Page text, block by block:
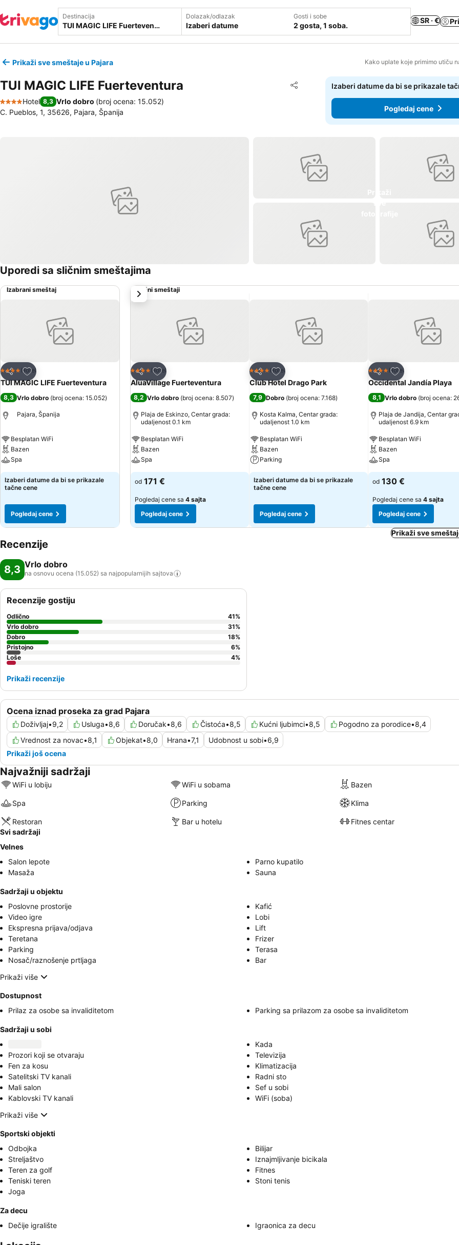
Destinacija Dolazak/odlazak
Izaberi datume
Gosti i sobe
2 gosta, 1 soba.
SR · €
Prikaži sve smeštaje u Pajara Kako uplate koje primimo utiču
TUI MAGIC LIFE Fuerteventura Deli
Dodati u favorite
4 Zvezdice
Hotel 8,3 Vrlo dobro (broj ocena: 15.052)
C. Pueblos, 1, 35626, Pajara, Španija
Izaberi datume da bi se prikazale
Pogledaj cene
Uporedi sa sličnim smeštajima
Izabrani smeštaj
Deli
Dodati u favorite
4 Zvezdice
Hotel
TUI MAGIC LIFE Fuerteventura
8,3 Vrlo dobro (broj ocena: 15.052)
Pajara, Španija
Besplatan WiFi
Bazen
Spa
Izaberi datume da bi se prikazale
tačne cene
Pogledaj cene
Slični smeštaji
Deli
Dodati u favorite
4 Zvezdice
Hotel
AluaVillage Fuerteventura
8,2 Vrlo dobro (broj ocena: 8.507)
Plaja de Eskinzo, Centar grada:
udaljenost 0.1 km
Besplatan WiFi
Bazen
Spa
od 171 €
Pogledaj cene sa 4 sajta
Pogledaj cene
Deli
Dodati u favorite
4 Zvezdice
Hotel
Club Hotel Drago Park
7,9 Dobro (broj ocena: 7.168)
Kosta Kalma, Centar grada:
udaljenost 1.0 km
Besplatan WiFi
Bazen
Parking
Izaberi datume da bi se prikazale
tačne cene
Pogledaj cene
Deli
Dodati u favorite
4 Zvezdice
Hotel
Occidental Jandía Playa
8,1 Vrlo dobro (broj ocena:
Plaja de Jandija, Centar
udaljenost 6.9 km
Besplatan WiFi
Bazen
Spa
od 130 €
Pogledaj cene sa 4 sajta
Pogledaj cene
sledeće
Prikaži sve
Recenzije
8,3 Vrlo dobro
na osnovu ocena (15.052) sa najpopularnijih sajtova
Ocena iznad proseka za grad Pajara
Doživljaj•9,2 Usluga•8,6 Doručak•8,6 Čistoća•8,5 Kućni ljubimci•8,5 Pogodno za porodice•8,4
Vrednost za novac•8,1 Objekat•8,0 Hrana•7,1 Udobnost u sobi•6,9
Prikaži još ocena
Recenzije gostiju
Odlično 41%
Vrlo dobro
31%
Dobro
18%
Pristojno
6%
Loše
4%
Prikaži recenzije
Najvažniji sadržaji
WiFi u lobiju WiFi u sobama Bazen
Spa Parking Klima
Restoran Bar u hotelu
Fitnes centar
Svi sadržaji
Velnes
Salon lepote
Parno kupatilo
Masaža
Sauna
Sadržaji u objektu
Poslovne prostorije
Kafić
Video igre
Lobi
Ekspresna prijava/odjava
Lift
Teretana
Frizer
Parking
Terasa
Nosač/raznošenje prtljaga
Bar
Prikaži više
Dostupnost
Prilaz za osobe sa invaliditetom
Parking sa prilazom za osobe sa invaliditetom
Sadržaji u sobi
Kada
Prozori koji se otvaraju
Televizija
Fen za kosu
Klimatizacija
Satelitski TV kanali
Radni sto
Mali salon
Sef u sobi
Kablovski TV kanali
WiFi (soba)
Prikaži više
Sportski objekti
Odbojka
Bilijar
Streljaštvo
Iznajmljivanje bicikala
Teren za golf
Fitnes
Teniski teren
Stoni tenis
Joga
Za decu
Dečije igralište
Igraonica za decu